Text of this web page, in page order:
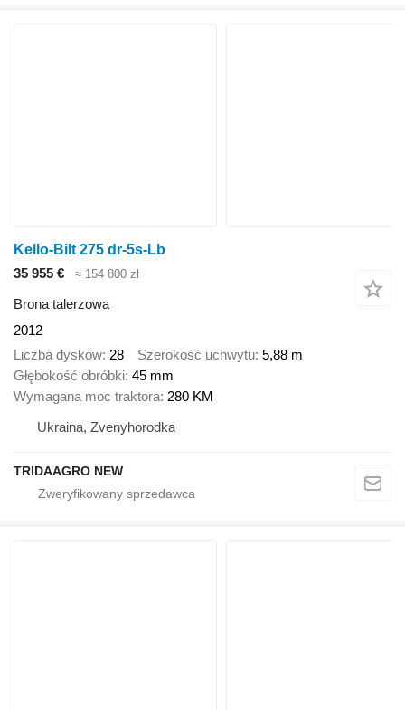
Kello-Bilt 275 dr-5s-Lb
35 955 €
≈ 154 800 zł
Brona talerzowa
2012
Liczba dysków 28 Szerokość uchwytu 5,88 m
Głębokość obróbki 45 mm
Wymagana moc traktora 280 KM
Ukraina, Zvenyhorodka
TRIDAAGRO NEW